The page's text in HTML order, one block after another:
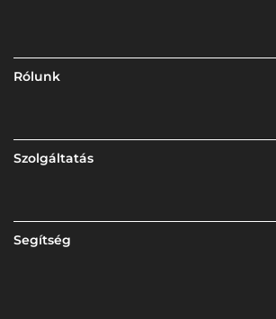
Rólunk
Szolgáltatás
Segítség